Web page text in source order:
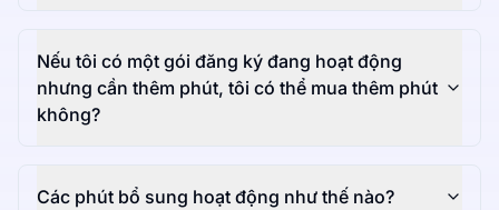
Nếu tôi có một gói đăng ký đang hoạt động
nhưng cần thêm phút, tôi có thể mua thêm phút
không?
Các phút bổ sung hoạt động như thế nào?